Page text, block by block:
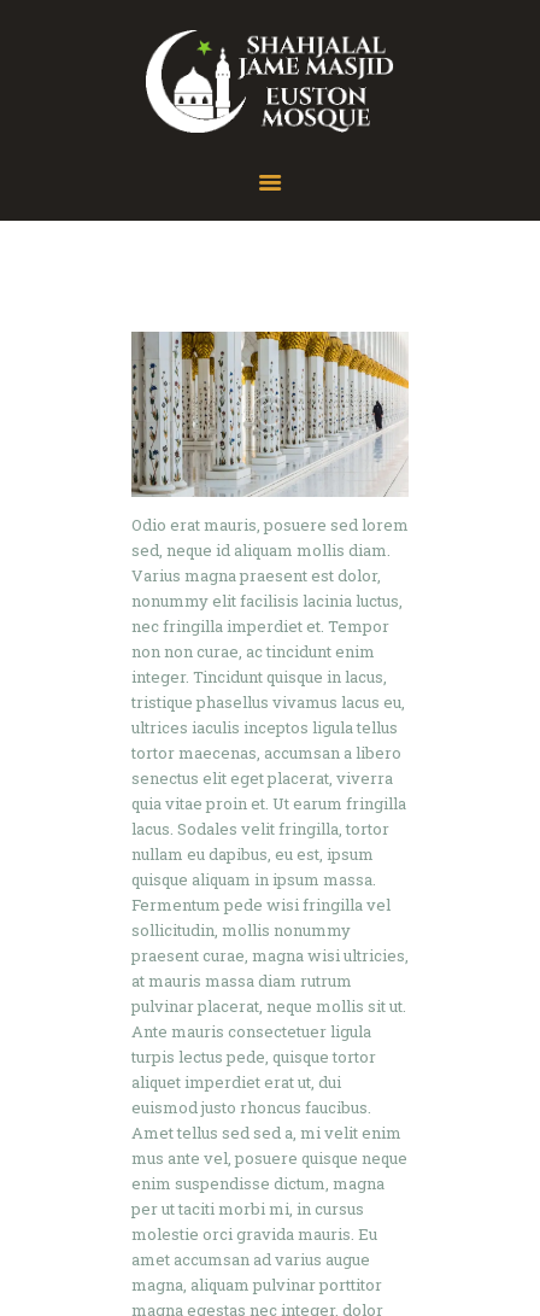
Home
Odio erat mauris, posuere sed lorem
sed, neque id aliquam mollis diam.
Varius magna praesent est dolor,
nonummy elit facilisis lacinia luctus,
nec fringilla imperdiet et. Tempor
non non curae, ac tincidunt enim
integer. Tincidunt quisque in lacus,
tristique phasellus vivamus lacus eu,
ultrices iaculis inceptos ligula tellus
tortor maecenas, accumsan a libero
senectus elit eget placerat, viverra
quia vitae proin et. Ut earum fringilla
lacus. Sodales velit fringilla, tortor
nullam eu dapibus, eu est, ipsum
quisque aliquam in ipsum massa.
Fermentum pede wisi fringilla vel
sollicitudin, mollis nonummy
praesent curae, magna wisi ultricies,
at mauris massa diam rutrum
pulvinar placerat, neque mollis sit ut.
Ante mauris consectetuer ligula
turpis lectus pede, quisque tortor
aliquet imperdiet erat ut, dui
euismod justo rhoncus faucibus.
Amet tellus sed sed a, mi velit enim
mus ante vel, posuere quisque neque
enim suspendisse dictum, magna
per ut taciti morbi mi, in cursus
molestie orci gravida mauris. Eu
amet accumsan ad varius augue
magna, aliquam pulvinar porttitor
magna egestas nec integer, dolor